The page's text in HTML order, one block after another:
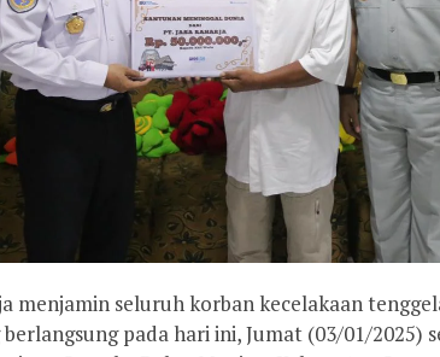
menjamin seluruh korban kecelakaan
pada hari ini, Jumat (03/01/2025)